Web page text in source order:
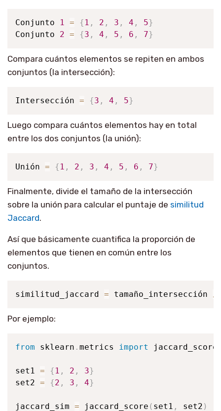
Conjunto 1 = { 1 , 2 , 3 , 4 , 5}
Conjunto 2 = {3 , 4 , 5 , 6 , 7}
Compara cuántos elementos se repiten en ambos
conjuntos (la intersección):
Intersección = {3 , 4 , 5}
Luego compara cuántos elementos hay en total
entre los dos conjuntos (la unión):
Unión = { 1 , 2 , 3 , 4 , 5 , 6 , 7}
Finalmente, divide el tamaño de la intersección
sobre la unión para calcular el puntaje de similitud
Jaccard.
Así que básicamente cuantifica la proporción de
elementos que tienen en común entre los
conjuntos.
similitud_jaccard = tamaño_intersección /
Por ejemplo:
from sklearn . metrics import jaccard_score
set1 = { 1 , 2 , 3}
set2 = {2 , 3 , 4}
jaccard_sim = jaccard_score ( set1 , set2 )